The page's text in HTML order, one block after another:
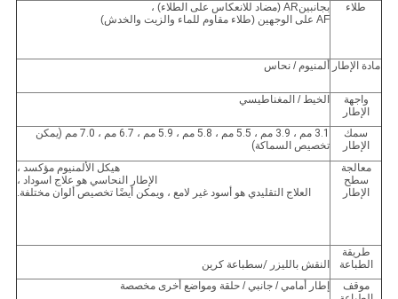
طلاء بجانبينAR (مضاد للانعكاس على الطلاء) ،
AF على الوجهين (طلاء مقاوم للماء والزيت والخدش)
مادة الإطار ألمنيوم / نحاس
واجهة
الإطار
الخيط / المغناطيسي
سمك
الإطار
3.1 مم ، 3.9 مم ، 5.5 مم ، 5.8 مم ، 5.9 مم ، 6.7 مم ، 7.0 مم (يمكن
تخصيص السماكة)
معالجة
سطح
الإطار
هيكل الألمنيوم مؤكسد ،
الإطار النحاسي هو علاج اسوداد ،
العلاج التقليدي هو أسود غير لامع ، ويمكن أيضًا تخصيص ألوان مختلفة.
طريقة
الطباعة
النقش بالليزر /سطباعة كرين
موقف
إطار أمامي / جانبي / حلقة ومواضع أخرى مخصصة